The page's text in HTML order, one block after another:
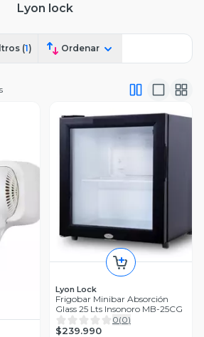
Lyon lock
(1) Ordenar
Lyon Lock
Frigobar Minibar Absorción
Glass 25 Lts Insonoro MB-25CG
0(0)
$239.990